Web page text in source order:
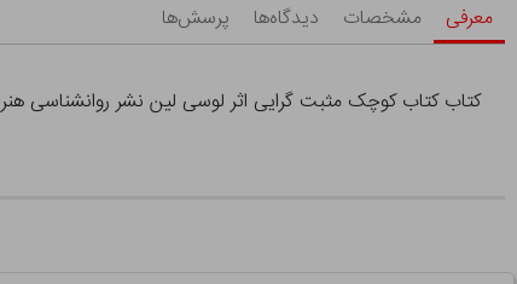
معرفی مشخصات دیدگاه‌ها پرسش‌ها
کتاب کتاب کوچک مثبت گرایی اثر لوسی لین نشر روانشناسی هنر